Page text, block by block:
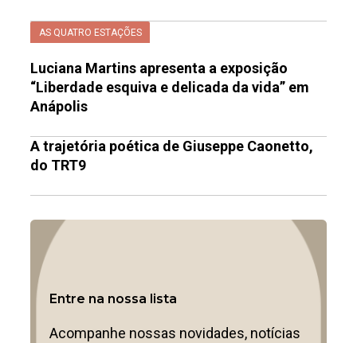
AS QUATRO ESTAÇÕES
Luciana Martins apresenta a exposição
“Liberdade esquiva e delicada da vida” em
Anápolis
A trajetória poética de Giuseppe Caonetto,
do TRT9
Entre na nossa lista
Acompanhe nossas novidades, notícias